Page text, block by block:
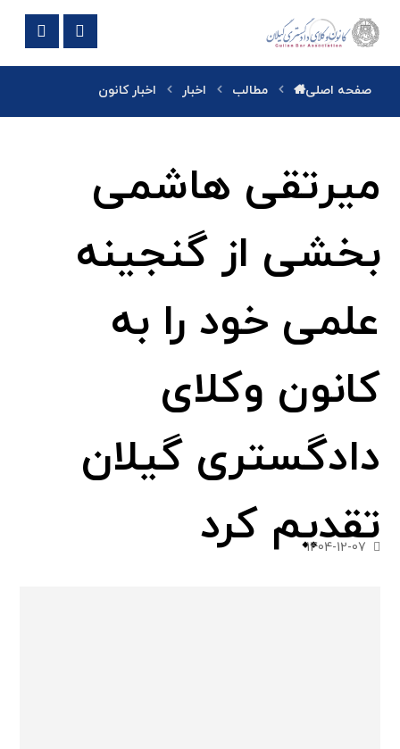
صفحه اصلی مطالب اخبار اخبار کانون
میرتقی هاشمی
بخشی از گنجینه
علمی خود را به
کانون وکلای
دادگستری گیلان
تقدیم کرد
1404-12-07